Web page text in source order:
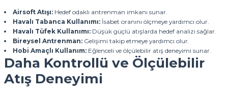
Airsoft Atışı:Hedef odaklı antrenman imkanı sunar.
Havalı Tabanca Kullanımı:İsabet oranını ölçmeye yardımcı olur.
Havalı Tüfek Kullanımı:Düşük güçlü atışlarda hedef analizi sağlar.
Bireysel Antrenman:Gelişimi takip etmeye yardımcı olur.
Hobi Amaçlı Kullanım:Eğlenceli ve ölçülebilir atış deneyimi sunar.
Daha Kontrollü ve Ölçülebilir
Atış Deneyimi